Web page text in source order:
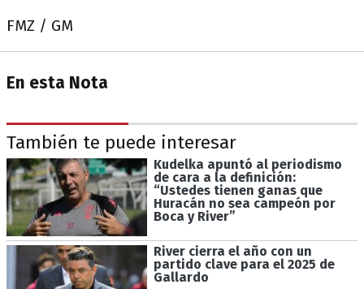
FMZ / GM
En esta Nota
También te puede interesar
Kudelka apuntó al periodismo
de cara a la definición:
“Ustedes tienen ganas que
Huracán no sea campeón por
Boca y River”
River cierra el año con un
partido clave para el 2025 de
Gallardo